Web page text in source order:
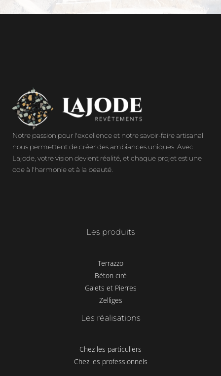
Notre passion pour l'excellence et notre savoir-faire artisanal
nous permettent de créer des ambiances uniques. Avec
Lajode, votre vision devient réalité, et chaque projet est une
ode à l'harmonie et à la beauté.
Les produits
Terrazzo
Béton ciré
Galets et Pierres
Zelliges
Les réalisations
Chez les particuliers
Chez les professionnels